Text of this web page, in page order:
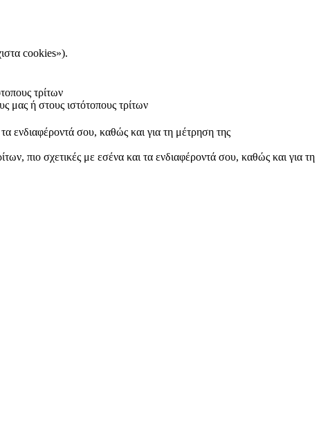
cookies»).
τρίτων
μας ή στους ιστότοπους τρίτων
ενδιαφέροντά σου, καθώς και για τη μέτρηση της
πιο σχετικές με εσένα και τα ενδιαφέροντά σου, καθώς και για τη